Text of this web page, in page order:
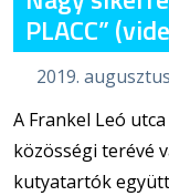
PLACC”
2019.
A Frankel Leó
közösségi terévé
kutyatartók